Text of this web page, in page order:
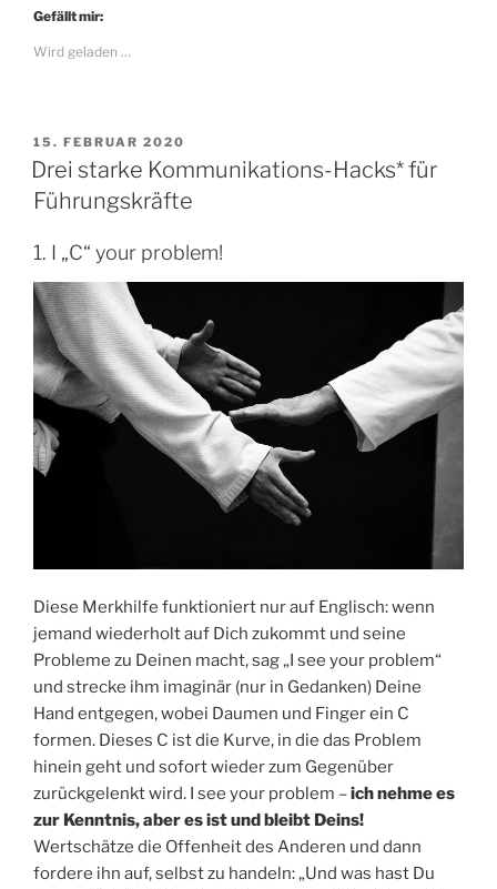
Gefällt mir:
Wird geladen …
VERÖFFENTLICHT
AM
15. FEBRUAR 2020
Drei starke Kommunikations-Hacks* für
Führungskräfte
1. I „C“ your problem!
Diese Merkhilfe funktioniert nur auf Englisch: wenn
jemand wiederholt auf Dich zukommt und seine
Probleme zu Deinen macht, sag „I see your problem“
und strecke ihm imaginär (nur in Gedanken) Deine
Hand entgegen, wobei Daumen und Finger ein C
formen. Dieses C ist die Kurve, in die das Problem
hinein geht und sofort wieder zum Gegenüber
zurückgelenkt wird. I see your problem –ich nehme es
zur Kenntnis, aber es ist und bleibt Deins!
Wertschätze die Offenheit des Anderen und dann
fordere ihn auf, selbst zu handeln: „Und was hast Du